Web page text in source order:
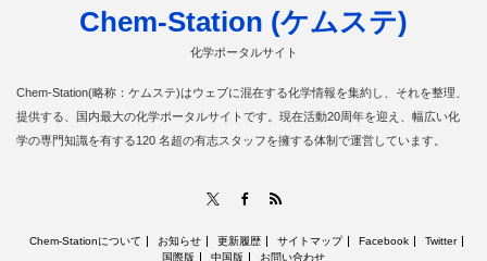
Chem-Station (ケムステ)
化学ポータルサイト
Chem-Station(略称：ケムステ)はウェブに混在する化学情報を集約し、それを整理、
提供する、国内最大の化学ポータルサイトです。現在活動20周年を迎え、幅広い化
学の専門知識を有する120 名超の有志スタッフを擁する体制で運営しています。
Facebook
Chem-Stationについて お知らせ 更新履歴 サイトマップ Facebook
Twitter
国際版
中国版 お問い合わせ